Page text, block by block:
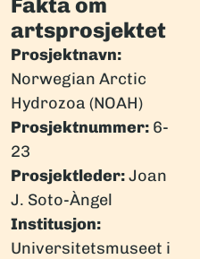
artsprosjektet
Prosjektnavn:
Norwegian Arctic
Hydrozoa (NOAH)
Prosjektnummer: 6-
23
Prosjektleder:Joan
J. Soto-Àngel
Institusjon:
Universitetsmuseet i